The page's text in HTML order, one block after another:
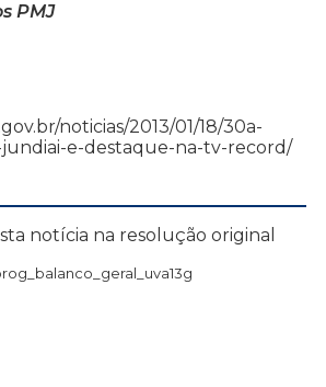
PMJ
noticias/2013/01/18/30a-
e-destaque-na-tv-record/
notícia na resolução original